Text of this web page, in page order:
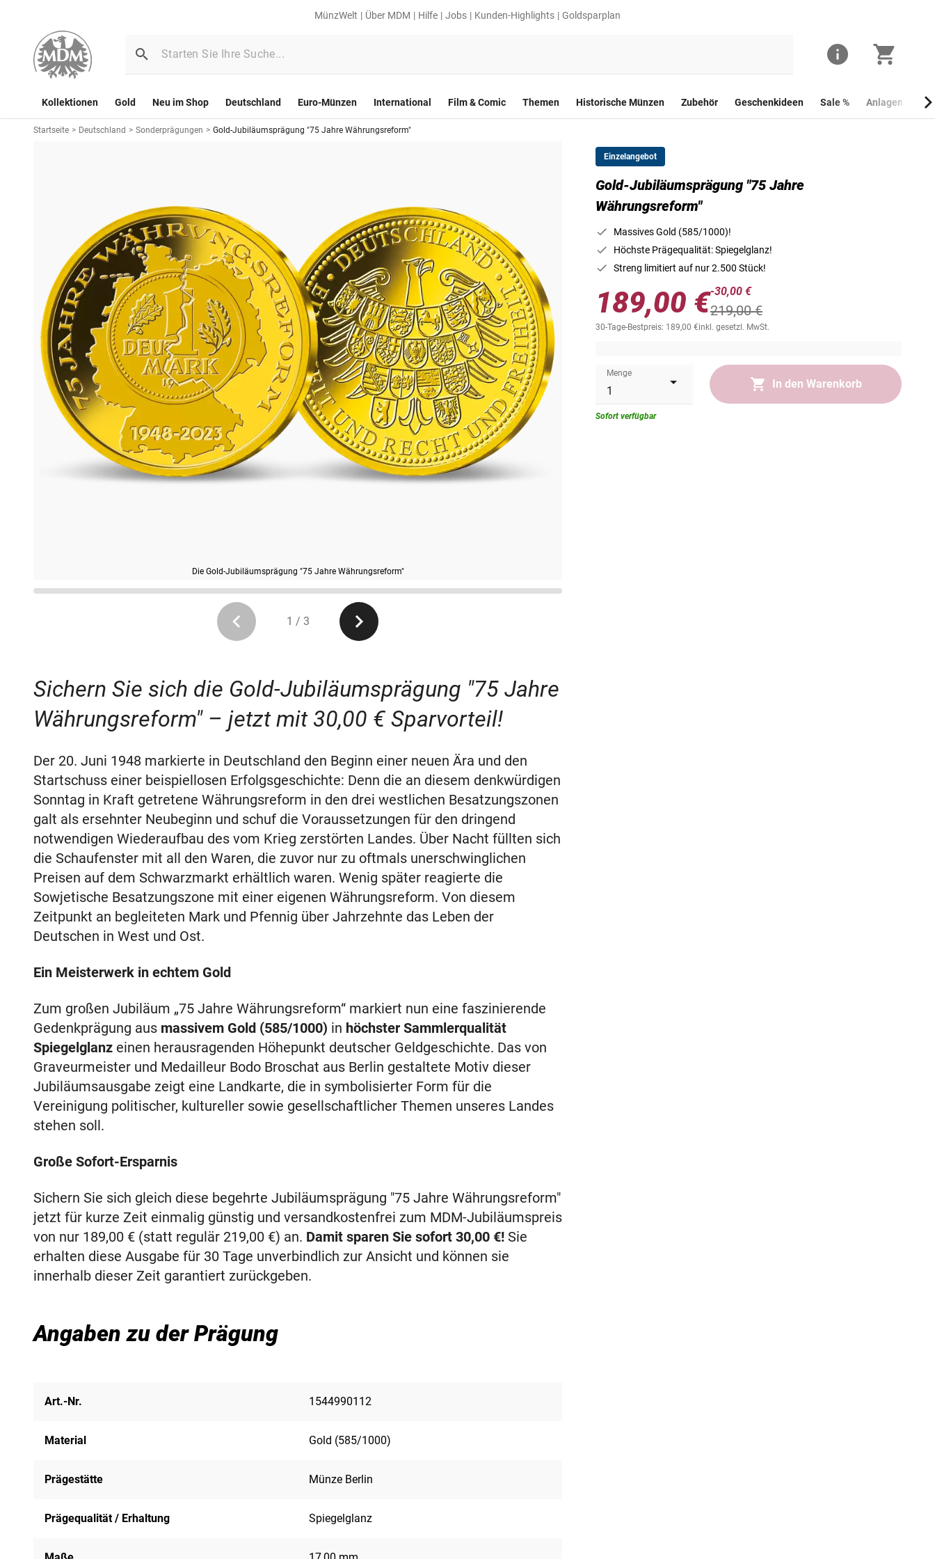
MünzWelt Über MDM Hilfe Jobs Kunden-Highlights Goldsparplan
Kollektionen Gold Neu im Shop Deutschland Euro-Münzen International Film & Comic Themen Historische Münzen Zubehör Geschenkideen Sale % Anlagemünzen
Startseite > Deutschland > Sonderprägungen > Gold-Jubiläumsprägung "75 Jahre Währungsreform"
Die Gold-Jubiläumsprägung "75 Jahre Währungsreform"
Die Vorderseite der Gold-Jubiläumsprägung "75 Jahre
1 / 3
Einzelangebot
Gold-Jubiläumsprägung "75 Jahre
Währungsreform"
Massives Gold (585/1000)!
Höchste Prägequalität: Spiegelglanz!
Streng limitiert auf nur 2.500 Stück!
189,00 €-30,00 €
219,00 €
30-Tage-Bestpreis: 189,00 €inkl. gesetzl. MwSt.
3-5 Werktage
Menge
Sichern Sie sich die Gold-Jubiläumsprägung "75 Jahre
Währungsreform" – jetzt mit 30,00 € Sparvorteil!
Der 20. Juni 1948 markierte in Deutschland den Beginn einer neuen Ära und den
Startschuss einer beispiellosen Erfolgsgeschichte: Denn die an diesem denkwürdigen
Sonntag in Kraft getretene Währungsreform in den drei westlichen Besatzungszonen
galt als ersehnter Neubeginn und schuf die Voraussetzungen für den dringend
notwendigen Wiederaufbau des vom Krieg zerstörten Landes. Über Nacht füllten sich
die Schaufenster mit all den Waren, die zuvor nur zu oftmals unerschwinglichen
Preisen auf dem Schwarzmarkt erhältlich waren. Wenig später reagierte die
Sowjetische Besatzungszone mit einer eigenen Währungsreform. Von diesem
Zeitpunkt an begleiteten Mark und Pfennig über Jahrzehnte das Leben der
Deutschen in West und Ost.
Ein Meisterwerk in echtem Gold
Zum großen Jubiläum „75 Jahre Währungsreform“ markiert nun eine faszinierende
Gedenkprägung aus massivem Gold (585/1000) in höchster Sammlerqualität
Spiegelglanz einen herausragenden Höhepunkt deutscher Geldgeschichte. Das von
Graveurmeister und Medailleur Bodo Broschat aus Berlin gestaltete Motiv dieser
Jubiläumsausgabe zeigt eine Landkarte, die in symbolisierter Form für die
Vereinigung politischer, kultureller sowie gesellschaftlicher Themen unseres Landes
stehen soll.
Große Sofort-Ersparnis
Sichern Sie sich gleich diese begehrte Jubiläumsprägung "75 Jahre Währungsreform"
jetzt für kurze Zeit einmalig günstig und versandkostenfrei zum MDM-Jubiläumspreis
von nur 189,00 € (statt regulär 219,00 €) an. Damit sparen Sie sofort 30,00 €! Sie
erhalten diese Ausgabe für 30 Tage unverbindlich zur Ansicht und können sie
innerhalb dieser Zeit garantiert zurückgeben.
Angaben zu der Prägung
Art.-Nr. 1544990112
Material Gold (585/1000)
Prägestätte Münze Berlin
Prägequalität / Erhaltung Spiegelglanz